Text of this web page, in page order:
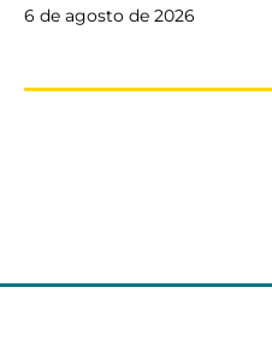
6 de agosto de 2026